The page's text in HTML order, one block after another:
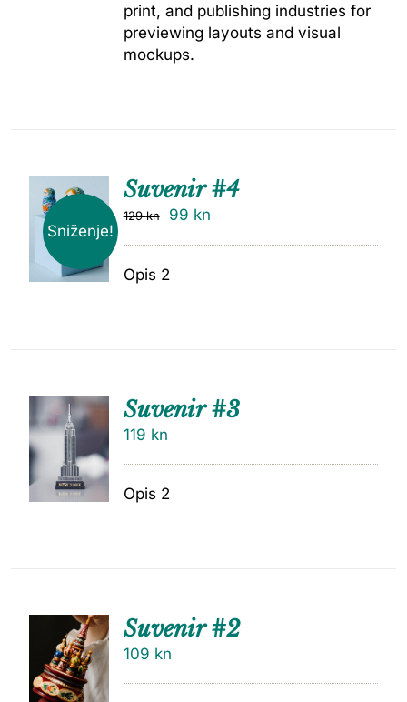
print, and publishing industries for
previewing layouts and visual
mockups.
Sniženje!
DODAJ
Suvenir #4
129kn 99 kn
Opis 2
DODAJ
Suvenir #3
119 kn
Opis 2
DODAJ
U
KOŠARI
CU
Suvenir #2
109 kn